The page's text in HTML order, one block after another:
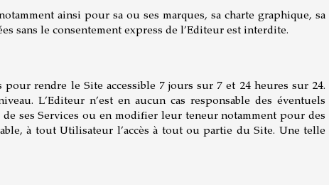
ainsi pour sa ou ses marques, sa charte graphique, sa
sans le consentement express de l’Editeur est interdite.
rendre le Site accessible 7 jours sur 7 et 24 heures sur 24.
L’Editeur n’est en aucun cas responsable des éventuels
ses Services ou en modifier leur teneur notamment pour des
à tout Utilisateur l’accès à tout ou partie du Site. Une telle